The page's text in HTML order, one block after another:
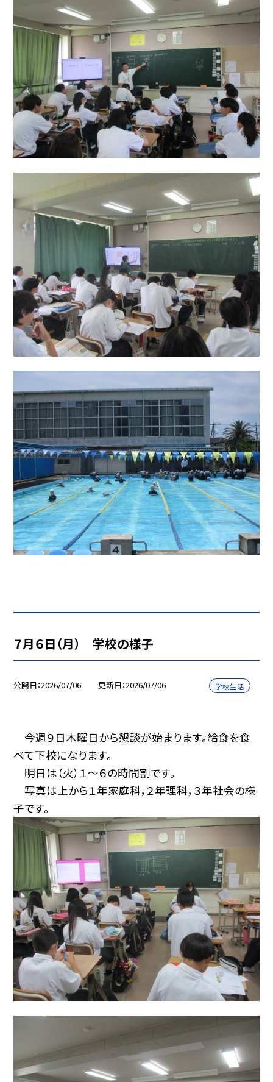
７月６日（月） 学校の様子
公開日 2026/07/06 更新日 2026/07/06 学校生活
今週９日木曜日から懇談が始まります。給食を食
べて下校になります。
明日は（火）１～６の時間割です。
写真は上から１年家庭科，２年理科，３年社会の様
子です。